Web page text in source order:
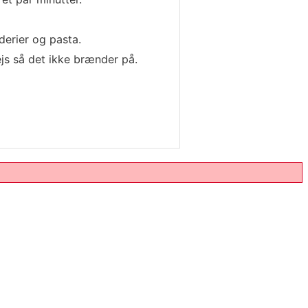
og pasta.
så det ikke brænder på.